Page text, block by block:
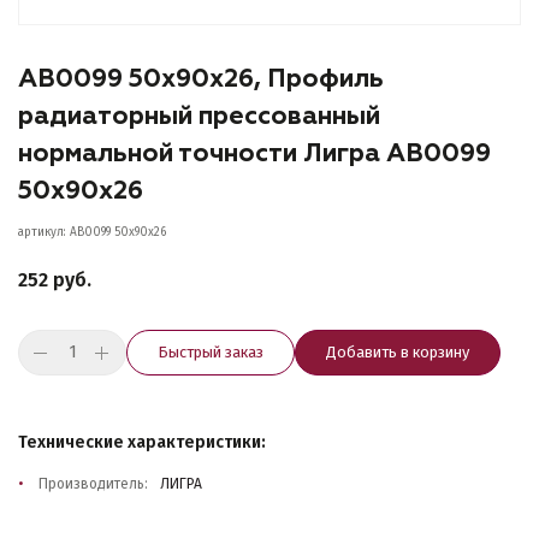
АВ0099 50х90х26, Профиль
радиаторный прессованный
нормальной точности Лигра АВ0099
50х90х26
артикул: АВ0099 50х90х26
252 руб.
Добавить в корзину
Быстрый заказ
Технические характеристики:
Производитель: ЛИГРА